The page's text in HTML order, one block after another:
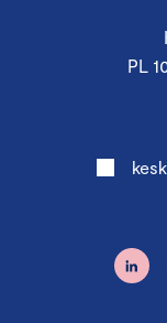
PL